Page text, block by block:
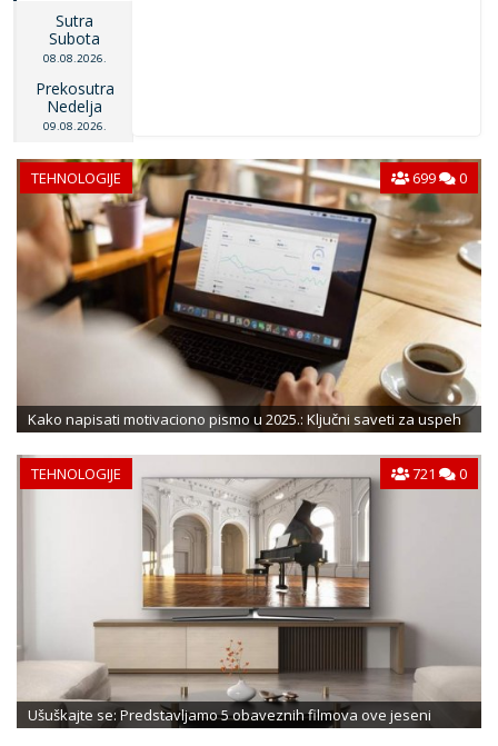
Sutra
Subota
08.08.2026.
Prekosutra
Nedelja
09.08.2026.
TEHNOLOGIJE 699 0
Kako napisati motivaciono pismo u 2025.: Ključni saveti za uspeh
TEHNOLOGIJE 721 0
Ušuškajte se: Predstavljamo 5 obaveznih filmova ove jeseni